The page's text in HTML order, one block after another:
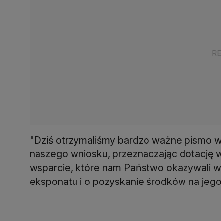
"Dziś otrzymaliśmy bardzo ważne pismo
naszego wniosku, przeznaczając dotację
wsparcie, które nam Państwo okazywali
eksponatu i o pozyskanie środków na